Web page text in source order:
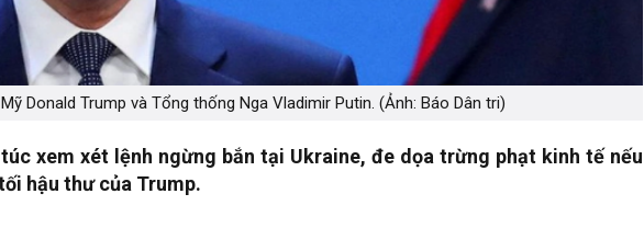
Donald Trump và Tổng thống Nga Vladimir Putin. (Ảnh: Báo Dân tri)
xem xét lệnh ngừng bắn tại Ukraine, đe dọa trừng phạt kinh tế nếu
hậu thư của Trump.